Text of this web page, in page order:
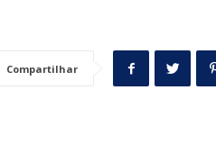
Compartilhar